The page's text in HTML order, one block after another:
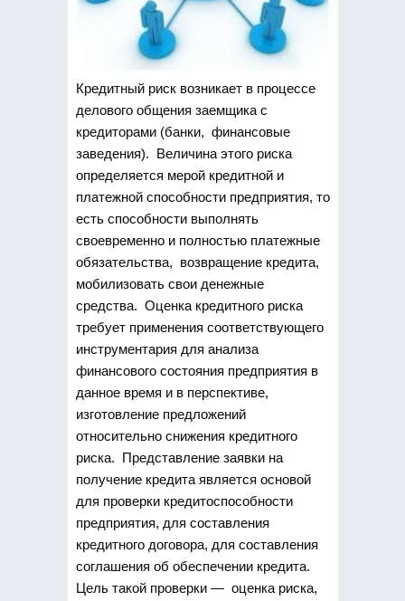
Кредитный риск возникает в процессе
делового общения заемщика с
кредиторами (банки, финансовые
заведения). Величина этого риска
определяется мерой кредитной и
платежной способности предприятия, то
есть способности выполнять
своевременно и полностью платежные
обязательства, возвращение кредита,
мобилизовать свои денежные
средства. Оценка кредитного риска
требует применения соответствующего
инструментария для анализа
финансового состояния предприятия в
данное время и в перспективе,
изготовление предложений
относительно снижения кредитного
риска. Представление заявки на
получение кредита является основой
для проверки кредитоспособности
предприятия, для составления
кредитного договора, для составления
соглашения об обеспечении кредита.
Цель такой проверки — оценка риска,